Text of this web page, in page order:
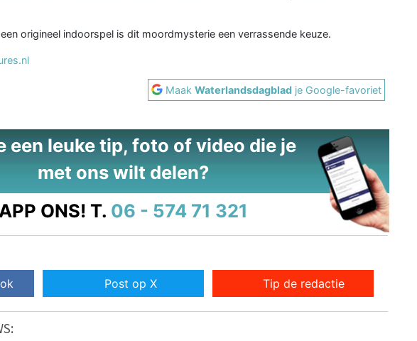
origineel indoorspel is dit moordmysterie een verrassende keuze.
MaakWaterlandsdagblad je Google-favoriet
een leuke tip, foto of video die je
met ons wilt delen?
APP ONS! T. 06 - 574 71 321
Post op X Tip de redactie